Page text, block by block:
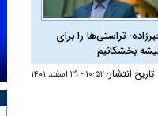
تراستی‌ها را برای
بخشکانیم
تاریخ انتشار: ۱۰:۵۲ - ۲۹ اسفند ۱۴۰۱